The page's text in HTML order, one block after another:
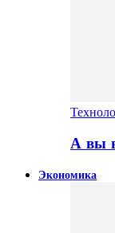
А вы
Экономика